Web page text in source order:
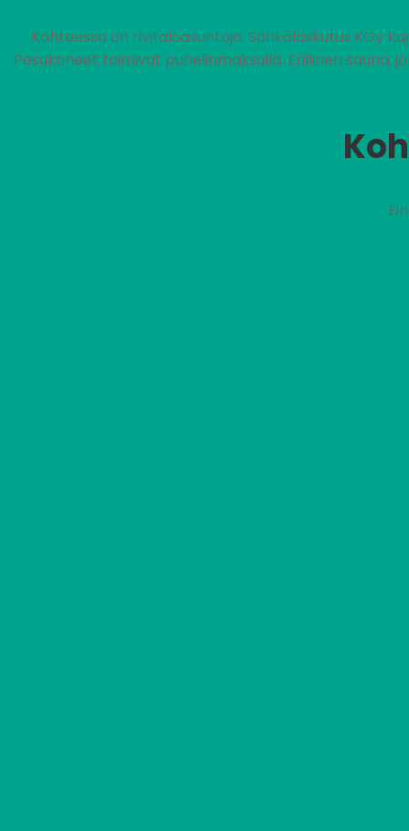
Kohteessa on rivitaloasuntoja. Sähkölaskutus KOy
Pesukoneet toimivat puhelinmaksulla. Erillinen